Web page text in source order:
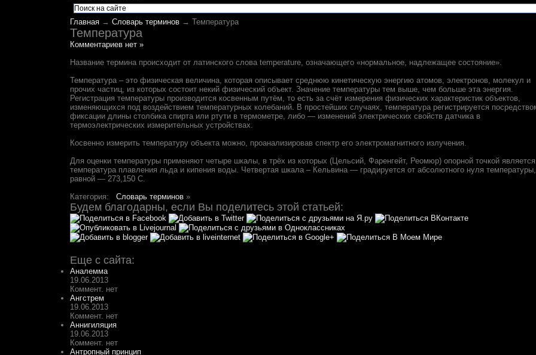
Главная → Словарь терминов → Температура
Температура
Комментариев нет »
Название термина происходит от латинского слова temperature, означающего «нормальное, надлежащее состояние».
Температура – это физическая величина, которая описывает среднюю кинетическую энергию атомов, электронов, молекул и
прочих частиц, из которых состоит некий физический объект. Значение температуры тем выше, чем больше эта энергия.
Регистрация температуры производится косвенным путём, то есть за счёт измерения физических характеристик объектов,
изменяющихся под воздействием температурных колебаний. В простейших случаях, температура регистрируется
фиксации длины столбика спирта или ртути в термометре, либо — изменений электрических свойств датчика в
термоэлектрических измерительных устройствах.
Косвенно измерить температуру объекта можно, проанализировав спектр его электромагнитного излучения.
Для оценки температуры применяют четыре шкалы, в трёх из которых (Цельсий, Фаренгейт, Реомюр) опорной точкой является
температура плавления льда и кипения воды. Четвертая шкала – Кельвина — градируется от абсолютного нуля температуры,
равной — 273,150 С.
Категория: Словарь терминов »
Будем благодарны, если Вы поделитесь этой статьей:
Еще с сайта:
Аналемма
19.06.2013
Коммент. нет
Ангстрем
19.06.2013
Коммент. нет
Аннигиляция
19.06.2013
Коммент. нет
Антропный принцип